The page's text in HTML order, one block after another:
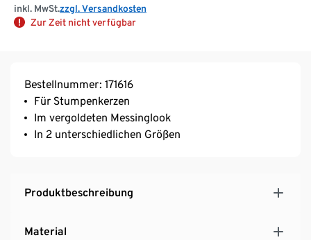
inkl. MwSt.zzgl. Versandkosten
Zur Zeit nicht verfügbar
Bestellnummer: 171616
Für Stumpenkerzen
Im vergoldeten Messinglook
In 2 unterschiedlichen Größen
Produktbeschreibung
Material